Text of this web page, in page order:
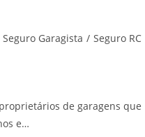
Seguro Garagista / Seguro RC
de garagens que
e…